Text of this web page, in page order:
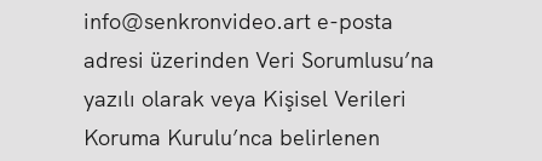
info@senkronvideo.art e-posta
adresi üzerinden Veri Sorumlusu’na
yazılı olarak veya Kişisel Verileri
Koruma Kurulu’nca belirlenen